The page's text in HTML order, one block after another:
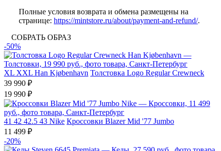
Полные условия возврата и обмена размещены на
странице: https://mintstore.ru/about/payment-and-refund/.
СОБРАТЬ ОБРАЗ
-50%
XL XXL Han Kjøbenhavn Толстовка Logo Regular Crewneck
39 990 ₽
19 990 ₽
41 42 42.5 43 Nike Кроссовки Blazer Mid '77 Jumbo
11 499 ₽
-20%